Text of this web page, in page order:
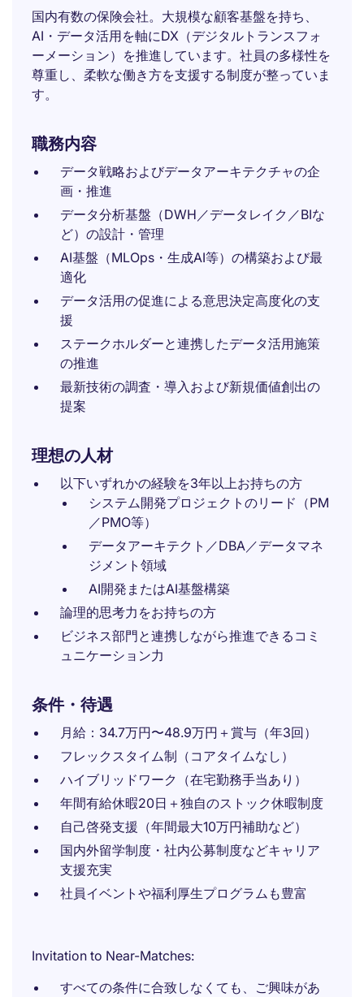
国内有数の保険会社。大規模な顧客基盤を持ち、
AI・データ活用を軸にDX（デジタルトランスフォ
ーメーション）を推進しています。社員の多様性を
尊重し、柔軟な働き方を支援する制度が整っていま
す。
職務内容
データ戦略およびデータアーキテクチャの企
画・推進
データ分析基盤（DWH／データレイク／BIな
ど）の設計・管理
AI基盤（MLOps・生成AI等）の構築および最
適化
データ活用の促進による意思決定高度化の支
援
ステークホルダーと連携したデータ活用施策
の推進
最新技術の調査・導入および新規価値創出の
提案
理想の人材
以下いずれかの経験を3年以上お持ちの方
システム開発プロジェクトのリード（PM
／PMO等）
データアーキテクト／DBA／データマネ
ジメント領域
AI開発またはAI基盤構築
論理的思考力をお持ちの方
ビジネス部門と連携しながら推進できるコミ
ュニケーション力
条件・待遇
月給：34.7万円〜48.9万円＋賞与（年3回）
フレックスタイム制（コアタイムなし）
ハイブリッドワーク（在宅勤務手当あり）
年間有給休暇20日＋独自のストック休暇制度
自己啓発支援（年間最大10万円補助など）
国内外留学制度・社内公募制度などキャリア
支援充実
社員イベントや福利厚生プログラムも豊富
Invitation to Near-Matches:
すべての条件に合致しなくても、ご興味があ